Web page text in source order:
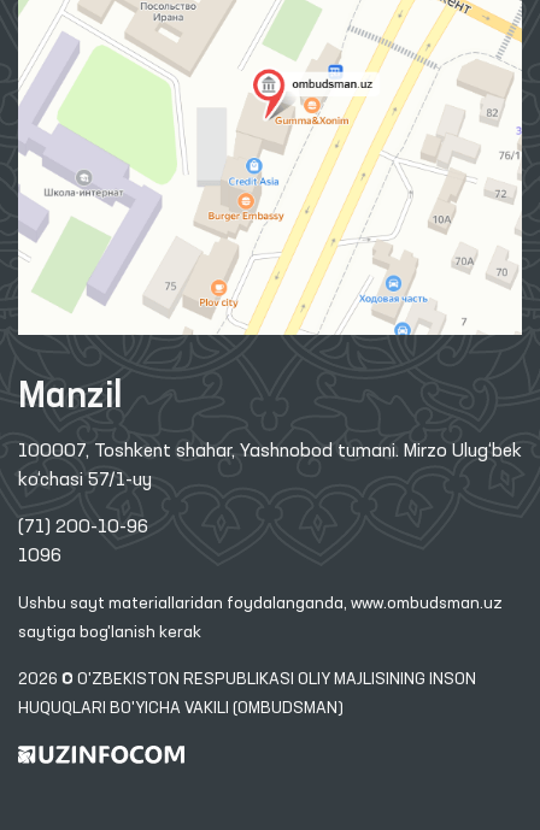
Manzil
100007, Toshkent shahar, Yashnobod tumani. Mirzo Ulug‘bek
ko‘chasi 57/1-uy
(71) 200-10-96
1096
Ushbu sayt materiallaridan foydalanganda, www.ombudsman.uz
saytiga bog'lanish kerak
2026 © O'ZBEKISTON RESPUBLIKASI OLIY MAJLISINING INSON
HUQUQLARI BO'YICHA VAKILI (OMBUDSMAN)